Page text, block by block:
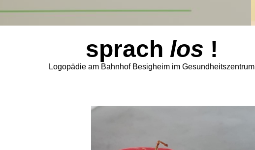
sprach los !
Logopädie am Bahnhof Besigheim im Gesundheitszentrum